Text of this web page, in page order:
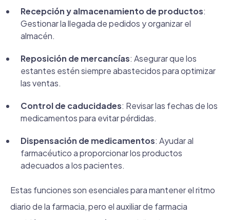
Recepción y almacenamiento de productos:
Gestionar la llegada de pedidos y organizar el
almacén.
Reposición de mercancías: Asegurar que los
estantes estén siempre abastecidos para optimizar
las ventas.
Control de caducidades: Revisar las fechas de los
medicamentos para evitar pérdidas.
Dispensación de medicamentos: Ayudar al
farmacéutico a proporcionar los productos
adecuados a los pacientes.
Estas funciones son esenciales para mantener el ritmo
diario de la farmacia, pero el auxiliar de farmacia